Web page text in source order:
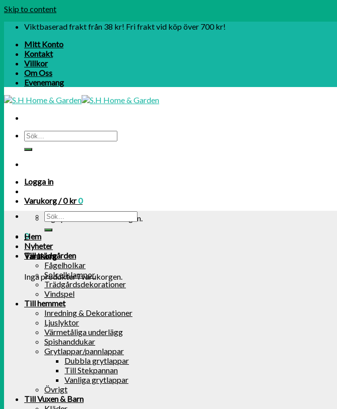
Skip to content
Viktbaserad frakt från 38 kr! Fri frakt vid köp över 700 kr!
Mitt Konto
Kontakt
Villkor
Om Oss
Evenemang
Logga in
Varukorg /0kr0
Inga produkter i varukorgen.
0
Varukorg
Inga produkter i varukorgen.
Hem
Nyheter
Till trädgården
Fågelholkar
Solcellslampor
Trädgårdsdekorationer
Vindspel
Till hemmet
Inredning & Dekorationer
Ljuslyktor
Värmetåliga underlägg
Spishanddukar
Grytlappar/pannlappar
Dubbla grytlappar
Till Stekpannan
Vanliga grytlappar
Övrigt
Till Vuxen & Barn